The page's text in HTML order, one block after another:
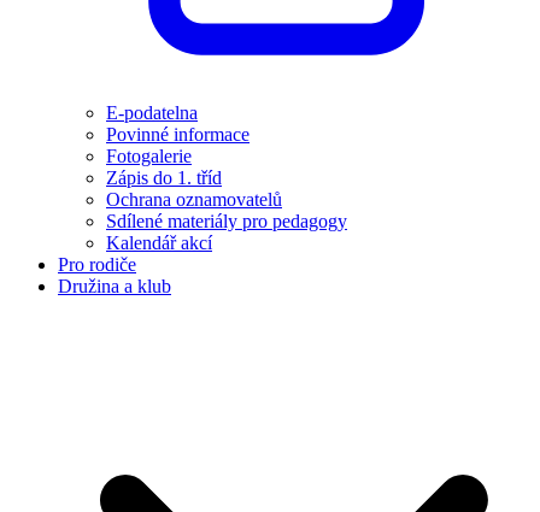
E-podatelna
Povinné informace
Fotogalerie
Zápis do 1. tříd
Ochrana oznamovatelů
Sdílené materiály pro pedagogy
Kalendář akcí
Pro rodiče
Družina a klub